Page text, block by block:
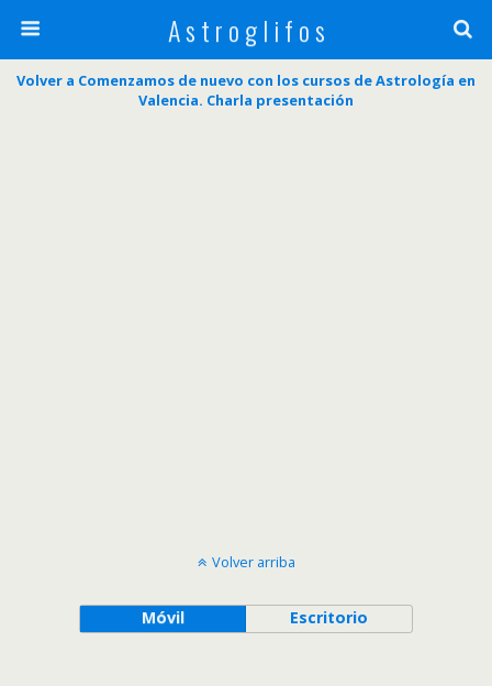
A s t r o g l i f o s
Volver a Comenzamos de nuevo con los cursos de Astrología en
Valencia. Charla presentación
Volver arriba
Móvil Escritorio